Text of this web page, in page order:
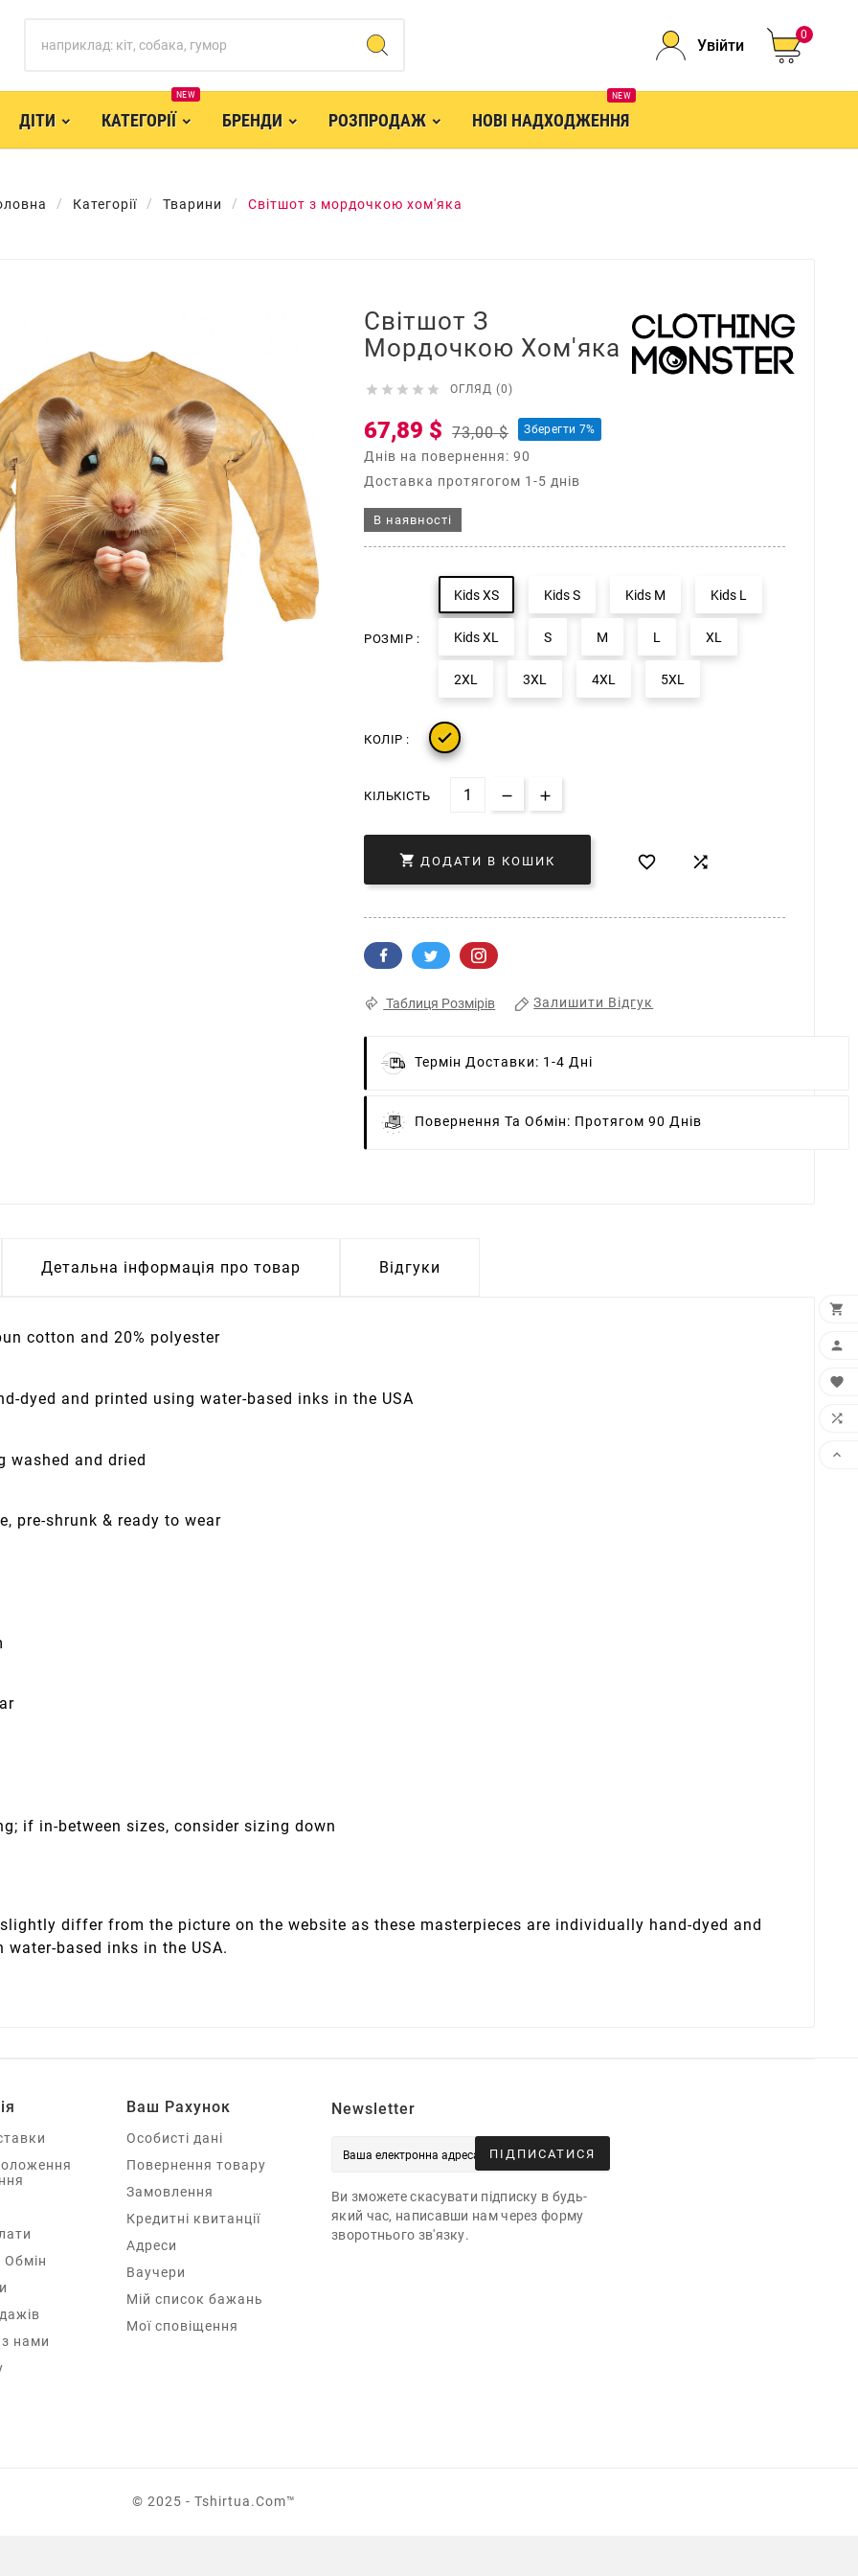
Увійти
0
ДІТИ КАТЕГОРІЇ
NEW
БРЕНДИ РОЗПРОДАЖ НОВІ НАДХОДЖЕННЯ
NEW
Категорії Тварини Світшот з мордочкою хом'яка
Світшот З
Мордочкою Хом'яка
     ОГЛЯД (0)
67,89 $ 73,00 $ Зберегти 7%
Днів на повернення: 90
Доставка протягогом 1-5 днів
В наявності
РОЗМІР :
Kids XS Kids S Kids M Kids L
Kids XL S M L XL
2XL 3XL 4XL 5XL
КОЛІР : 
КІЛЬКІСТЬ
 ДОДАТИ В КОШИК  
Таблиця Розмірів Залишити Відгук
Термін Доставки: 1-4 Дні
Повернення Та Обмін: Протягом 90 Днів
Детальна інформація про товар Відгуки
cotton and 20% polyester
dyed and printed using water-based inks in the USA
washed and dried
pre-shrunk & ready to wear
if in-between sizes, consider sizing down
differ from the picture on the website as these masterpieces are individually hand-dyed and
water-based inks in the USA.
Обмін
нами
Ваш Рахунок
Особисті дані
Повернення товару
Замовлення
Кредитні квитанції
Адреси
Ваучери
Мій список бажань
Мої сповіщення
Newsletter
ПІДПИСАТИСЯ
Ви зможете скасувати підписку в будь-
який час, написавши нам через форму
зворотнього зв'язку.





© 2025 - Tshirtua.com™